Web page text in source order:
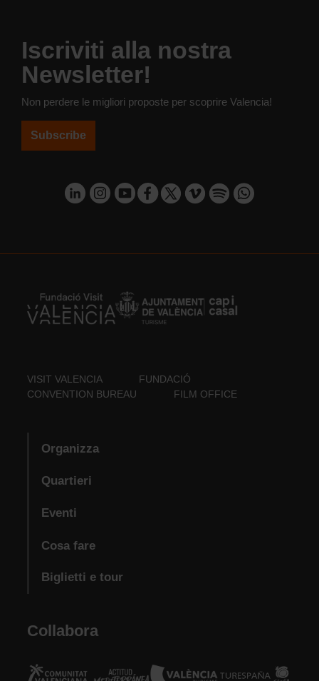
Iscriviti alla nostra
Newsletter!
Non perdere le migliori proposte per scoprire Valencia!
Subscribe
VISIT VALENCIA
FUNDACIÓ
CONVENTION BUREAU
FILM OFFICE
Organizza
Quartieri
Eventi
Cosa fare
Biglietti e tour
Collabora